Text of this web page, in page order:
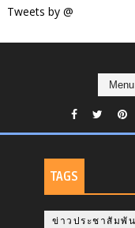
Tweets by @
TAGS
ข่าวประชาสัมพั